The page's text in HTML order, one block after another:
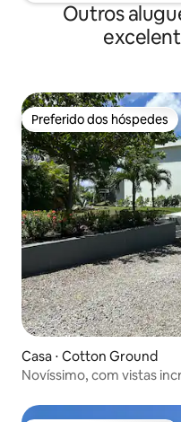
Outros
Preferido dos hóspedes
Preferido dos hóspedes
Casa ⋅ Cotton Ground
Novíssimo, com vistas